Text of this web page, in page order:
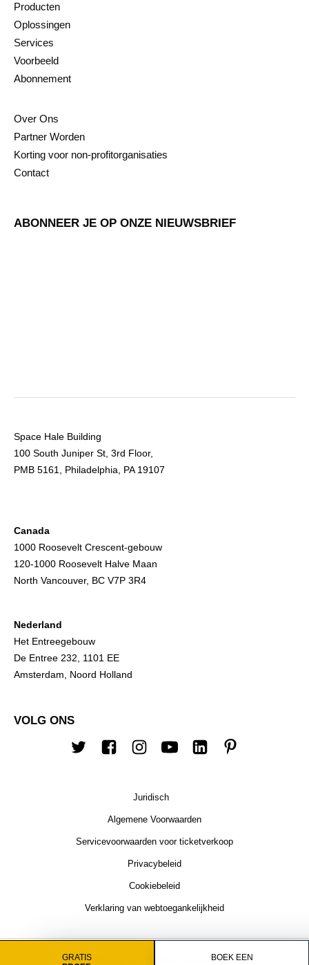
GRATIS
BOEK EEN
Producten
Oplossingen
Services
Voorbeeld
Abonnement
Over Ons
Partner Worden
Korting voor non-profitorganisaties
Contact
ABONNEER JE OP ONZE NIEUWSBRIEF
Space Hale Building
100 South Juniper St, 3rd Floor,
PMB 5161, Philadelphia, PA 19107
Canada
1000 Roosevelt Crescent-gebouw
120-1000 Roosevelt Halve Maan
North Vancouver, BC V7P 3R4
Nederland
Het Entreegebouw
De Entree 232, 1101 EE
Amsterdam, Noord Holland
VOLG ONS
TwitterFacebookInstagram
YouTubeLinkedin
Juridisch
Algemene Voorwaarden
Servicevoorwaarden voor ticketverkoop
Privacybeleid
Cookiebeleid
Verklaring van webtoegankelijkheid
© 2026 Timely. Alle rechten voorbehouden.